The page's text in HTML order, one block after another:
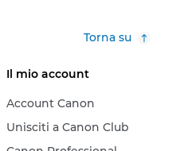
Torna su
Il mio account
Account Canon
Unisciti a Canon Club